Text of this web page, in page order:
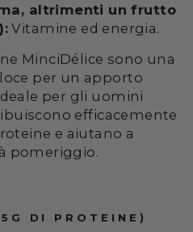
altrimenti un frutto
Vitamine ed energia.
MinciDélice sono una
per un apporto
per gli uomini
efficacemente
e aiutano a
pomeriggio.
DI PROTEINE)